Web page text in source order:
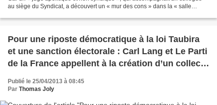
au siège du Syndicat, a découvert un « mur des cons » dans la « salle
Pour une riposte démocratique à la loi Taubira
et une sanction électorale : Carl Lang et Le Parti
de la France appellent à la création d’un collectif
du 23 avril
Publié le 25/04/2013 à 08:45
Par Thomas Joly